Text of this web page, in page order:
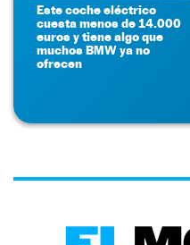
Este coche eléctrico
cuesta menos de 14.000
euros y tiene algo que
muchos BMW ya no
ofrecen